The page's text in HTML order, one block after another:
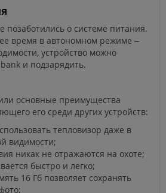
позаботились о системе питания.
время в автономном режиме –
устройство можно
и подзарядить.
основные преимущества
его среди других устройств:
тепловизор даже в
видимости;
никак не отражаются на охоте;
быстро и легко;
16 Гб позволяет сохранять